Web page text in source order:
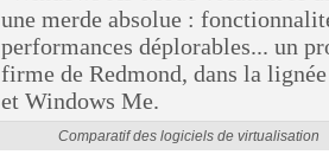
Comparatif des logiciels de virtualisation
une merde absolue :
performances déplorables... un
firme de Redmond, dans la
et Windows Me.